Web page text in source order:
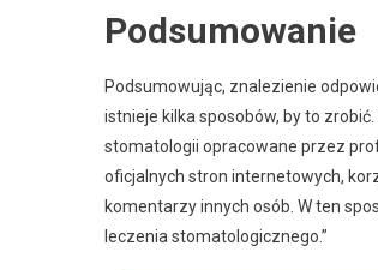
Podsumowanie
Podsumowując, znalezienie
istnieje kilka sposobów, by to
stomatologii opracowane przez
oficjalnych stron internetowych,
komentarzy innych osób. W ten
leczenia stomatologicznego.”